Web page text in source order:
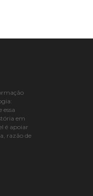
em
é apoiar
razão de